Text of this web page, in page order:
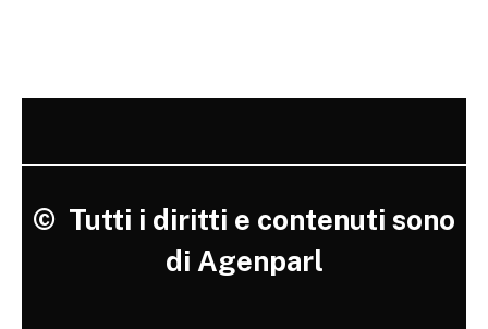
© Tutti i diritti e contenuti sono
di Agenparl